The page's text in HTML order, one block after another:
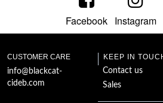
Facebook Instagram